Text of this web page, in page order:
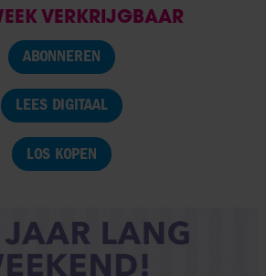
VERKRIJGBAAR
ABONNEREN
LEES DIGITAAL
LOS KOPEN